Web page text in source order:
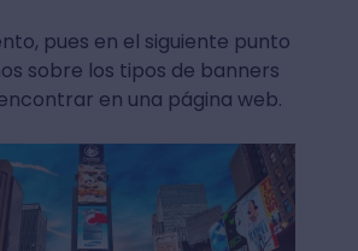
pues en el siguiente punto
sobre los tipos de banners
en una página web.